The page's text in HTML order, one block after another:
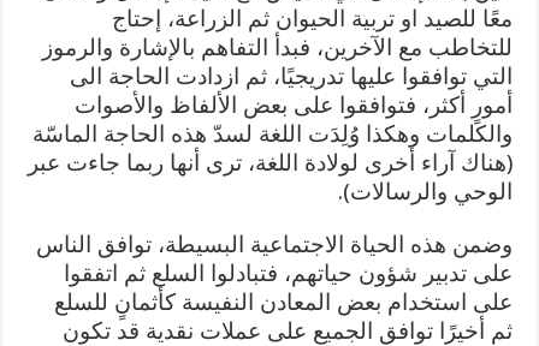
معًا للصيد او تربية الحيوان ثم الزراعة، إحتاج
للتخاطب مع الآخرين، فبدأ التفاهم بالإشارة والرموز
التي توافقوا عليها تدريجيًا، ثم ازدادت الحاجة الى
أمورٍ أكثر، فتوافقوا على بعض الألفاظ والأصوات
والكلمات وهكذا وُلِدَت اللغة لسدّ هذه الحاجة الماسّة
(هناك آراء أخرى لولادة اللغة، ترى أنها ربما جاءت عبر
الوحي والرسالات).
وضمن هذه الحياة الاجتماعية البسيطة، توافق الناس
على تدبير شؤون حياتهم، فتبادلوا السلع ثم اتفقوا
على استخدام بعض المعادن النفيسة كأثمانٍ للسلع
ثم أخيرًا توافق الجميع على عملات نقدية قد تكون